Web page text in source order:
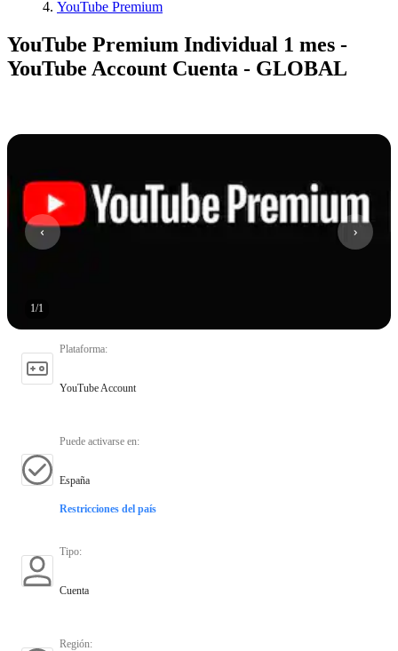
YouTube Premium
YouTube Premium Individual 1 mes -
YouTube Account Cuenta - GLOBAL
1/1
Plataforma:
YouTube Account
Puede activarse en:
España
Restricciones del país
Tipo:
Cuenta
Región: